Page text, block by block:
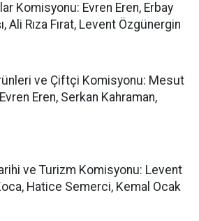
Komisyonu: Evren Eren, Erbay
Ali Rıza Fırat, Levent Özgünergin
ve Çiftçi Komisyonu: Mesut
Evren Eren, Serkan Kahraman,
ve Turizm Komisyonu: Levent
Hatice Semerci, Kemal Ocak